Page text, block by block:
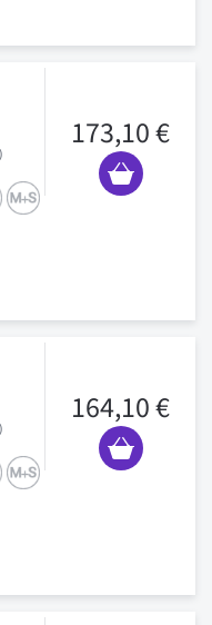
173,10 €
164,10 €